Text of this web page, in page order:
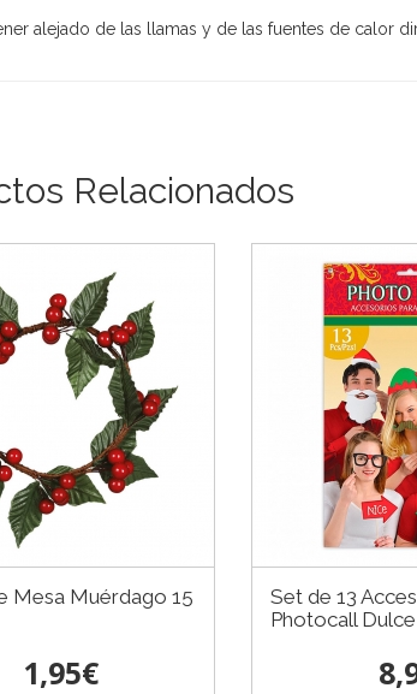
alejado de las llamas y de las fuentes de calor
Relacionados
Mesa Muérdago 15
1,95€
Set de 13
Photocall